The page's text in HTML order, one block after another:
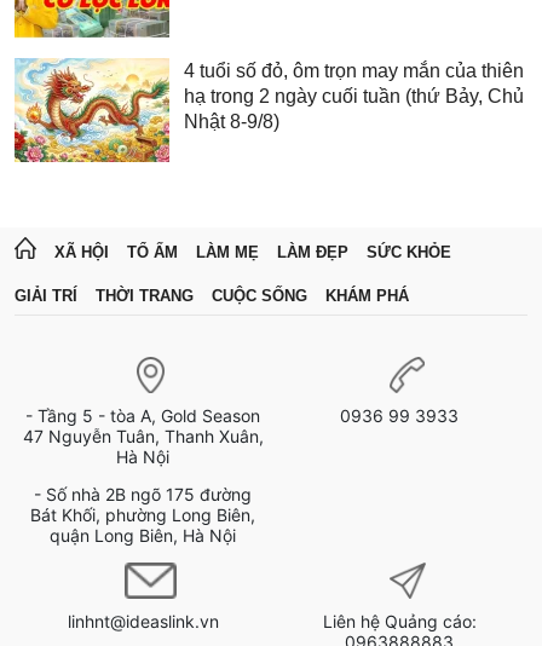
4 tuổi số đỏ, ôm trọn may mắn của thiên
hạ trong 2 ngày cuối tuần (thứ Bảy, Chủ
Nhật 8-9/8)
XÃ HỘI TỔ ẤM LÀM MẸ LÀM ĐẸP SỨC KHỎE
GIẢI TRÍ THỜI TRANG CUỘC SỐNG KHÁM PHÁ
- Tầng 5 - tòa A, Gold Season
47 Nguyễn Tuân, Thanh Xuân,
Hà Nội
- Số nhà 2B ngõ 175 đường
Bát Khối, phường Long Biên,
quận Long Biên, Hà Nội
0936 99 3933
linhnt@ideaslink.vn
Liên hệ Quảng cáo: